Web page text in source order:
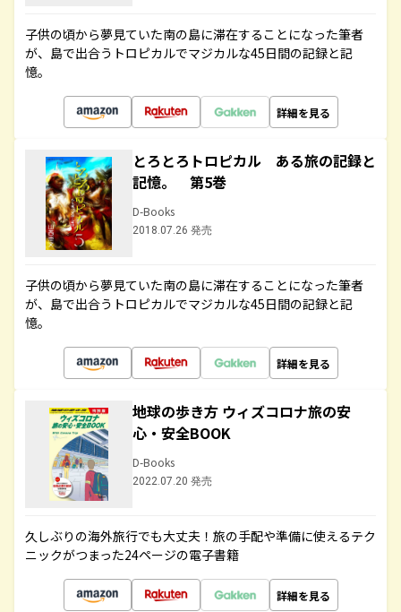
子供の頃から夢見ていた南の島に滞在することになった筆者
が、島で出合うトロピカルでマジカルな45日間の記録と記
憶。
詳細を見る
とろとろトロピカル ある旅の記録と
記憶。 第5巻
D-Books
2018.07.26 発売
子供の頃から夢見ていた南の島に滞在することになった筆者
が、島で出合うトロピカルでマジカルな45日間の記録と記
憶。
詳細を見る
地球の歩き方 ウィズコロナ旅の安
心・安全BOOK
D-Books
2022.07.20 発売
久しぶりの海外旅行でも大丈夫！旅の手配や準備に使えるテク
ニックがつまった24ページの電子書籍
詳細を見る